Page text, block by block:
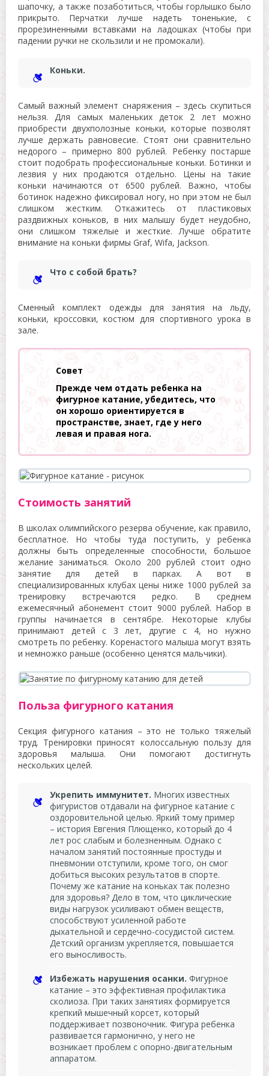
шапочку, а также позаботиться, чтобы горлышко было
прикрыто. Перчатки лучше надеть тоненькие, с
прорезиненными вставками на ладошках (чтобы при
падении ручки не скользили и не промокали).
Коньки.
Самый важный элемент снаряжения – здесь скупиться
нельзя. Для самых маленьких деток 2 лет можно
приобрести двухполозные коньки, которые позволят
лучше держать равновесие. Стоят они сравнительно
недорого – примерно 800 рублей. Ребенку постарше
стоит подобрать профессиональные коньки. Ботинки и
лезвия у них продаются отдельно. Цены на такие
коньки начинаются от 6500 рублей. Важно, чтобы
ботинок надежно фиксировал ногу, но при этом не был
слишком жестким. Откажитесь от пластиковых
раздвижных коньков, в них малышу будет неудобно,
они слишком тяжелые и жесткие. Лучше обратите
внимание на коньки фирмы Graf, Wifa, Jackson.
Что с собой брать?
Сменный комплект одежды для занятия на льду,
коньки, кроссовки, костюм для спортивного урока в
зале.
Совет
Прежде чем отдать ребенка на
фигурное катание, убедитесь, что
он хорошо ориентируется в
пространстве, знает, где у него
левая и правая нога.
Стоимость занятий
В школах олимпийского резерва обучение, как правило,
бесплатное. Но чтобы туда поступить, у ребенка
должны быть определенные способности, большое
желание заниматься. Около 200 рублей стоит одно
занятие для детей в парках. А вот в
специализированных клубах цены ниже 1000 рублей за
тренировку встречаются редко. В среднем
ежемесячный абонемент стоит 9000 рублей. Набор в
группы начинается в сентябре. Некоторые клубы
принимают детей с 3 лет, другие с 4, но нужно
смотреть по ребенку. Коренастого малыша могут взять
и немножко раньше (особенно ценятся мальчики).
Польза фигурного катания
Секция фигурного катания – это не только тяжелый
труд. Тренировки приносят колоссальную пользу для
здоровья малыша. Они помогают достигнуть
нескольких целей.
Укрепить иммунитет. Многих известных
фигуристов отдавали на фигурное катание с
оздоровительной целью. Яркий тому пример
– история Евгения Плющенко, который до 4
лет рос слабым и болезненным. Однако с
началом занятий постоянные простуды и
пневмонии отступили, кроме того, он смог
добиться высоких результатов в спорте.
Почему же катание на коньках так полезно
для здоровья? Дело в том, что циклические
виды нагрузок усиливают обмен веществ,
способствуют усиленной работе
дыхательной и сердечно-сосудистой систем.
Детский организм укрепляется, повышается
его выносливость.
Избежать нарушения осанки. Фигурное
катание – это эффективная профилактика
сколиоза. При таких занятиях формируется
крепкий мышечный корсет, который
поддерживает позвоночник. Фигура ребенка
развивается гармонично, у него не
возникает проблем с опорно-двигательным
аппаратом.